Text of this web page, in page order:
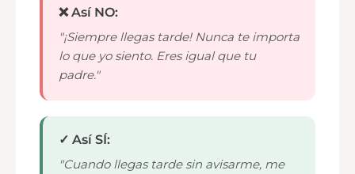
❌ Así NO:
"¡Siempre llegas tarde! Nunca te importa
lo que yo siento. Eres igual que tu
padre."
✓ Así SÍ:
"Cuando llegas tarde sin avisarme, me